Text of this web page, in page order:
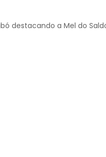
destacando a Mel do